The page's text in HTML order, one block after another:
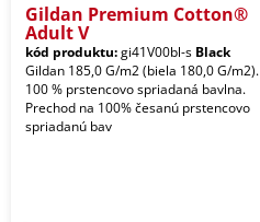
Gildan Premium Cotton®
Adult V
kód produktu:gi41V00bl-s Black
Gildan 185,0 G/m2 (biela 180,0 G/m2).
100 % prstencovo spriadaná bavlna.
Prechod na 100% česanú prstencovo
spriadanú bav